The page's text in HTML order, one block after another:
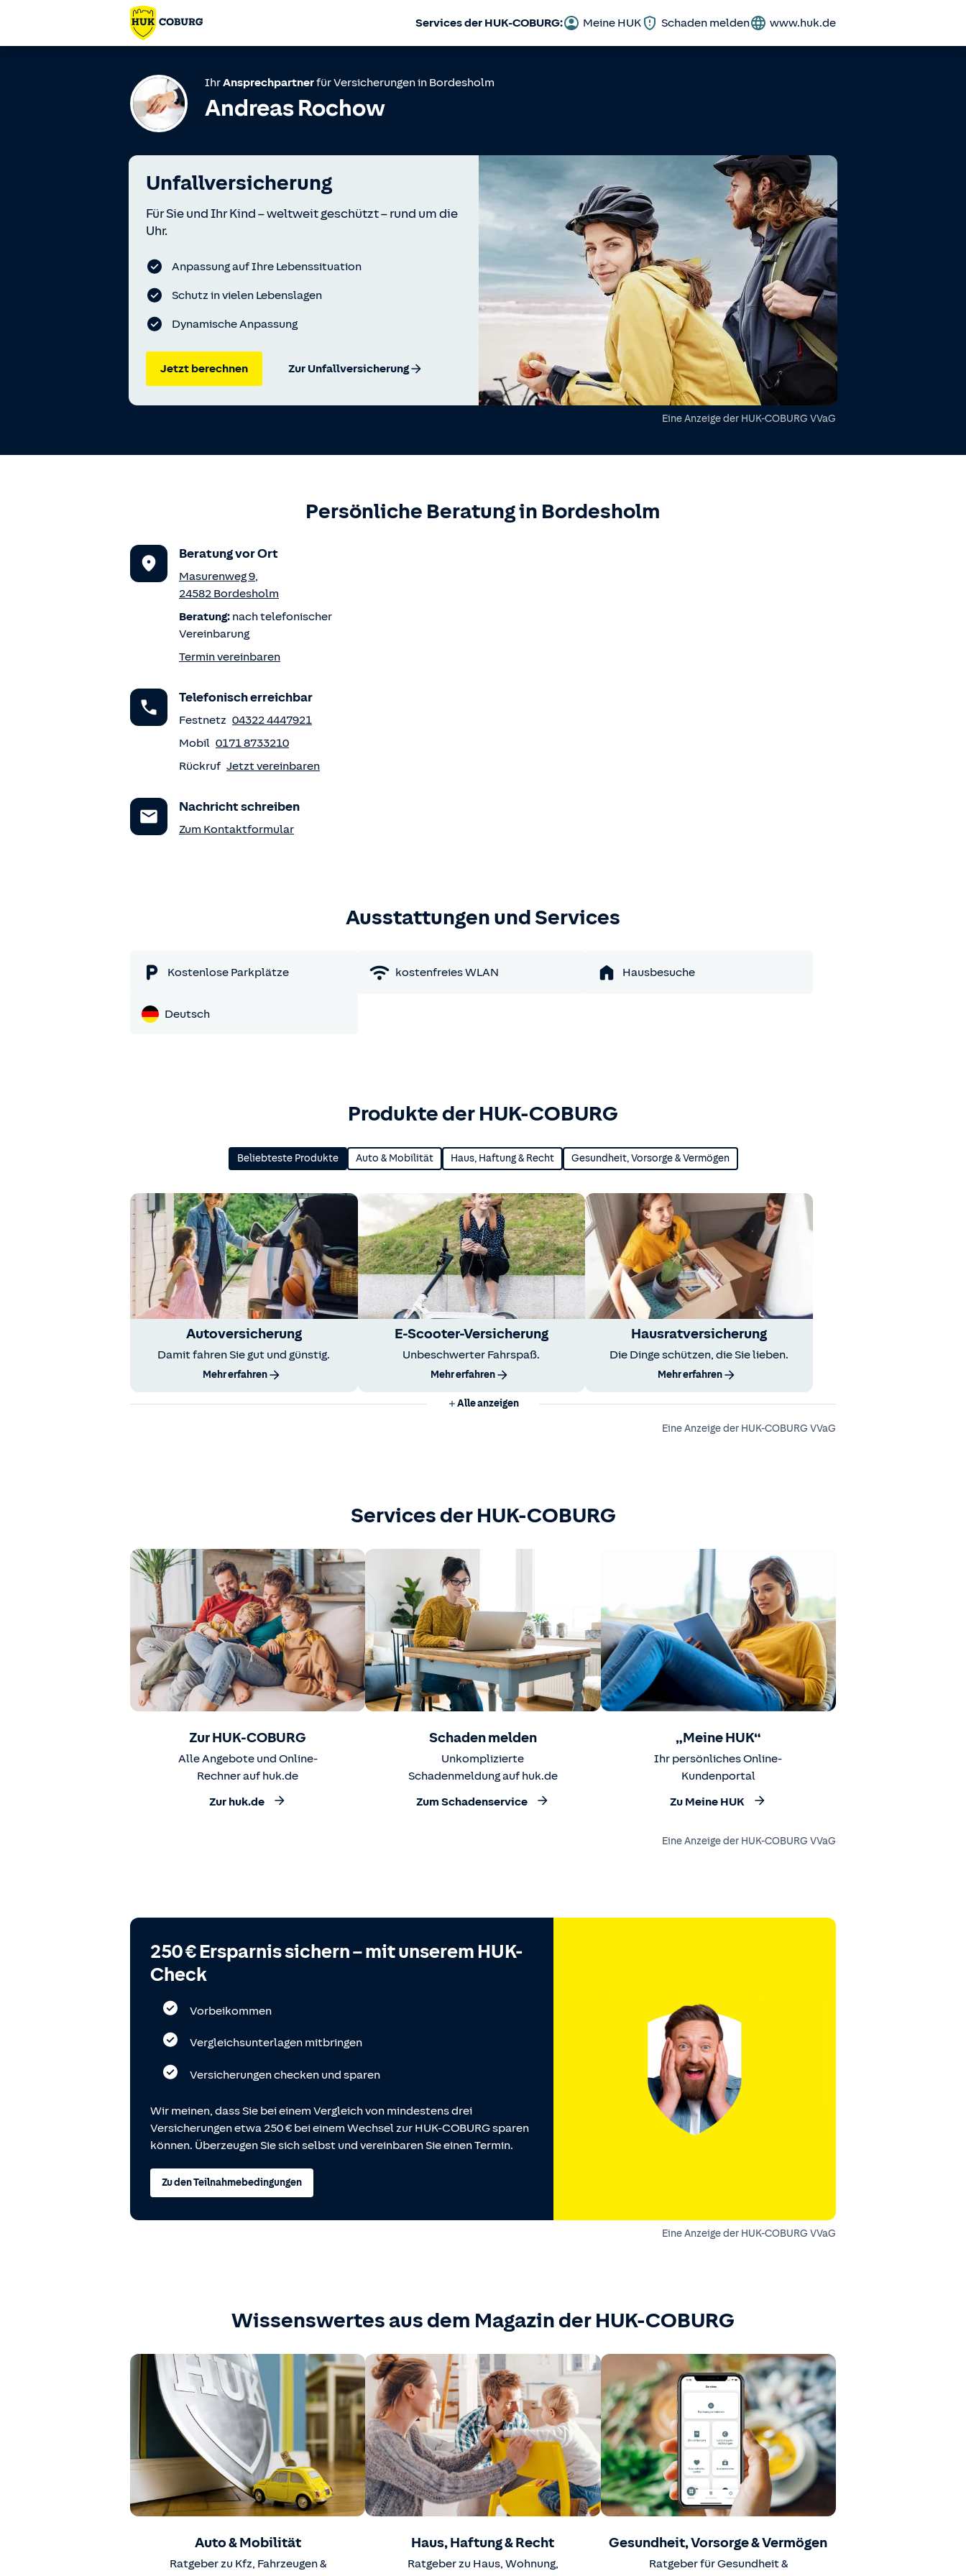
Services der HUK-COBURG: Meine HUK Schaden melden www.huk.de
IhrAnsprechpartnerfür Versicherungen in Bordesholm
Andreas Rochow
Unfallversicherung
Für Sie und Ihr Kind – weltweit geschützt – rund um die
Uhr.
Anpassung auf Ihre Lebenssituation
Schutz in vielen Lebenslagen
Dynamische Anpassung
Jetzt berechnen Zur Unfallversicherung
Eine Anzeige der HUK-COBURG VVaG
Persönliche Beratung in Bordesholm
Beratung vor Ort
Masurenweg 9,
24582 Bordesholm
Beratung: nach telefonischer
Vereinbarung
Termin vereinbaren
Telefonisch erreichbar
Festnetz 04322 4447921
Mobil 0171 8733210
Rückruf Jetzt vereinbaren
Nachricht schreiben
Zum Kontaktformular
Ausstattungen und Services
Kostenlose Parkplätze kostenfreies WLAN Hausbesuche
Deutsch
Produkte der HUK-COBURG
Beliebteste Produkte Auto & Mobilität Haus, Haftung & Recht Gesundheit, Vorsorge & Vermögen
Autoversicherung
Damit fahren Sie gut und günstig.
Mehr erfahren
E-Scooter-Versicherung
Unbeschwerter Fahrspaß.
Mehr erfahren
Hausratversicherung
Die Dinge schützen, die Sie lieben.
Mehr erfahren
Alle anzeigen
Eine Anzeige der HUK-COBURG VVaG
Services der HUK-COBURG
Zur HUK-COBURG
Alle Angebote und Online-
Rechner auf huk.de
Zur huk.de
Schaden melden
Unkomplizierte
Schadenmeldung auf huk.de
Zum Schadenservice
„Meine HUK“
Ihr persönliches Online-
Kundenportal
Zu Meine HUK
Eine Anzeige der HUK-COBURG VVaG
250 € Ersparnis sichern – mit unserem HUK-
Check
Vorbeikommen
Vergleichsunterlagen mitbringen
Versicherungen checken und sparen
Wir meinen, dass Sie bei einem Vergleich von mindestens drei
Versicherungen etwa 250 € bei einem Wechsel zur HUK-COBURG sparen
können. Überzeugen Sie sich selbst und vereinbaren Sie einen Termin.
Zu den Teilnahmebedingungen
Eine Anzeige der HUK-COBURG VVaG
Wissenswertes aus dem Magazin der HUK-COBURG
Auto & Mobilität
Ratgeber zu Kfz, Fahrzeugen &
Haus, Haftung & Recht
Ratgeber zu Haus, Wohnung,
Gesundheit, Vorsorge & Vermögen
Ratgeber für Gesundheit &